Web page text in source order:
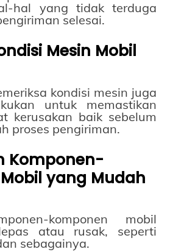
hal yang tidak terduga
selesai.
Mesin Mobil
kondisi mesin juga
untuk memastikan
kerusakan baik sebelum
proses pengiriman.
Komponen-
yang Mudah
komponen mobil
atau rusak, seperti
sebagainya.